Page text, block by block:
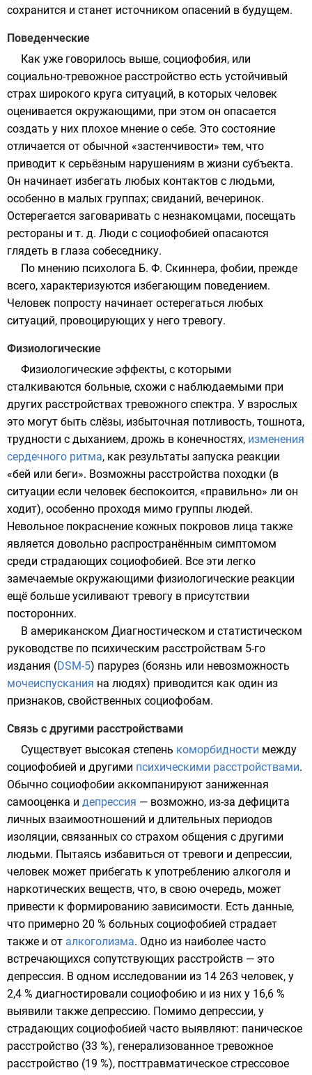
сохранится и станет источником опасений в будущем.
Поведенческие
Как уже говорилось выше, социофобия, или
социально-тревожное расстройство есть устойчивый
страх широкого круга ситуаций, в которых человек
оценивается окружающими, при этом он опасается
создать у них плохое мнение о себе. Это состояние
отличается от обычной «застенчивости» тем, что
приводит к серьёзным нарушениям в жизни субъекта.
Он начинает избегать любых контактов с людьми,
особенно в малых группах; свиданий, вечеринок.
Остерегается заговаривать с незнакомцами, посещать
рестораны и т. д. Люди с социофобией опасаются
глядеть в глаза собеседнику.
По мнению психолога Б. Ф. Скиннера, фобии, прежде
всего, характеризуются избегающим поведением.
Человек попросту начинает остерегаться любых
ситуаций, провоцирующих у него тревогу.
Физиологические
Физиологические эффекты, с которыми
сталкиваются больные, схожи с наблюдаемыми при
других расстройствах тревожного спектра. У взрослых
это могут быть слёзы, избыточная потливость, тошнота,
трудности с дыханием, дрожь в конечностях, изменения
сердечного ритма, как результаты запуска реакции
«бей или беги». Возможны расстройства походки (в
ситуации если человек беспокоится, «правильно» ли он
ходит), особенно проходя мимо группы людей.
Невольное покраснение кожных покровов лица также
является довольно распространённым симптомом
среди страдающих социофобией. Все эти легко
замечаемые окружающими физиологические реакции
ещё больше усиливают тревогу в присутствии
посторонних.
В американском Диагностическом и статистическом
руководстве по психическим расстройствам 5-го
издания (DSM-5) парурез (боязнь или невозможность
мочеиспускания на людях) приводится как один из
признаков, свойственных социофобам.
Связь с другими расстройствами
Существует высокая степень коморбидности между
социофобией и другими психическими расстройствами.
Обычно социофобии аккомпанируют заниженная
самооценка и депрессия — возможно, из-за дефицита
личных взаимоотношений и длительных периодов
изоляции, связанных со страхом общения с другими
людьми. Пытаясь избавиться от тревоги и депрессии,
человек может прибегать к употреблению алкоголя и
наркотических веществ, что, в свою очередь, может
привести к формированию зависимости. Есть данные,
что примерно 20 % больных социофобией страдает
также и от алкоголизма. Одно из наиболее часто
встречающихся сопутствующих расстройств — это
депрессия. В одном исследовании из 14 263 человек, у
2,4 % диагностировали социофобию и из них у 16,6 %
выявили также депрессию. Помимо депрессии, у
страдающих социофобией часто выявляют: паническое
расстройство (33 %), генерализованное тревожное
расстройство (19 %), посттравматическое стрессовое